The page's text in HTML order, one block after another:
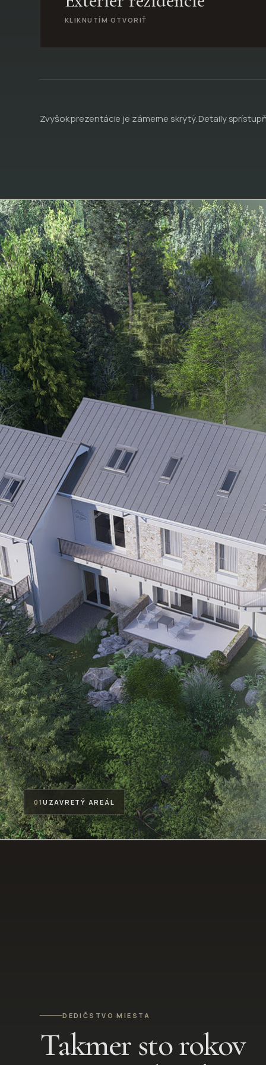
KLIKNUTÍM OTVORIŤ
Zvyšok prezentácie je zámerne skrytý. Detaily
01 UZAVRETÝ AREÁL
DEDIČSTVO MIESTA
Takmer sto rokov